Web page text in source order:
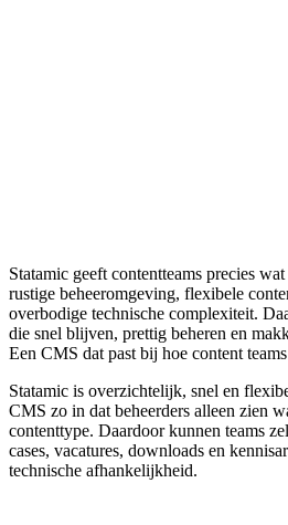
Statamic geeft contentteams precies
rustige beheeromgeving, flexibele
overbodige technische complexiteit.
die snel blijven, prettig beheren en
Een CMS dat past bij hoe content
Statamic is overzichtelijk, snel en
CMS zo in dat beheerders alleen zien
contenttype. Daardoor kunnen teams
cases, vacatures, downloads en
technische afhankelijkheid.